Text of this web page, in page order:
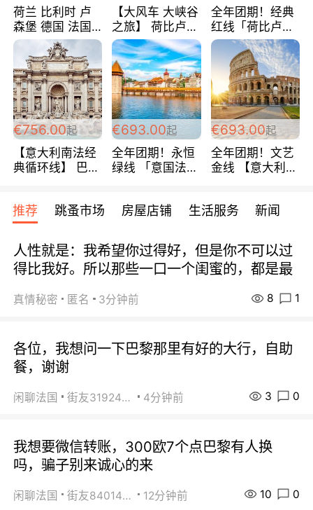
荷兰 比利时 卢
森堡 德国 法国
超爽玩遍西欧 循
环线 全程四星宾
馆 108欧/人/天
【大风车 大峡谷
之旅】 荷比卢德
法 巴黎上下 经
典五国四日游
488欧/人
全年团期！经典
红线「荷比卢德
法」七天循环 五
国 仅售99欧/人/
天！巴黎上下！
包拼房~
€756.00起
【意大利南法经
典循环线】 巴黎
宾馆 108欧/天起
全程756欧/位
€693.00起
全年团期！永恒
绿线 「意国法
欧/天起 ~包拼房
€693.00起
全年团期！文艺
金线 【意大利一
每周铁发！
推荐 跳蚤市场 房屋店铺 生活服务 新闻
人性就是：我希望你过得好，但是你不可以过
得比我好。所以那些一口一个闺蜜的，都是最
真情秘密 匿名 3分钟前 8 1
各位，我想问一下巴黎那里有好的大行，自助
餐，谢谢
闲聊法国 街友31924072 4分钟前 3 0
我想要微信转账，300欧7个点巴黎有人换
吗，骗子别来诚心的来
闲聊法国 街友84014588 12分钟前 10 0